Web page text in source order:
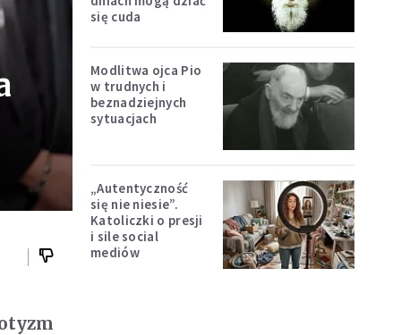
się cuda
Modlitwa ojca Pio
w trudnych i
beznadziejnych
sytuacjach
„Autentyczność
się nie niesie”.
Katoliczki o presji
i sile social
mediów